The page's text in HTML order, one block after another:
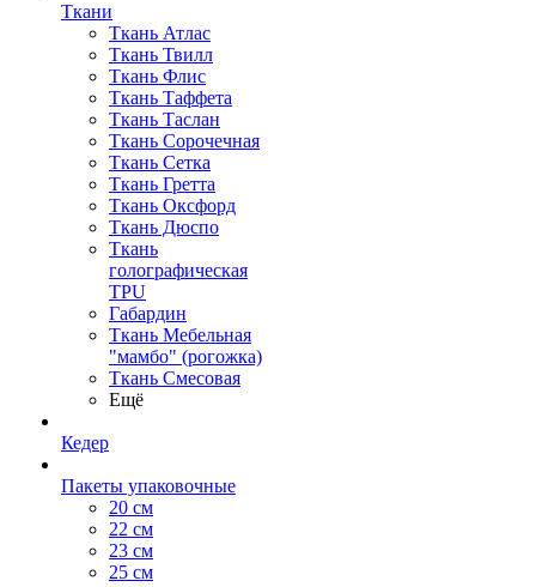
Ткани
Ткань Атлас
Ткань Твилл
Ткань Флис
Ткань Таффета
Ткань Таслан
Ткань Сорочечная
Ткань Сетка
Ткань Гретта
Ткань Оксфорд
Ткань Дюспо
Ткань
голографическая
TPU
Габардин
Ткань Мебельная
"мамбо" (рогожка)
Ткань Смесовая
Ещё
Кедер
Пакеты упаковочные
20 см
22 см
23 см
25 см